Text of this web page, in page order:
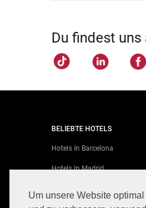
Um unsere Website
Du findest uns
BELIEBTE HOTELS
Hotels In Barcelona
Hotels In Madrid